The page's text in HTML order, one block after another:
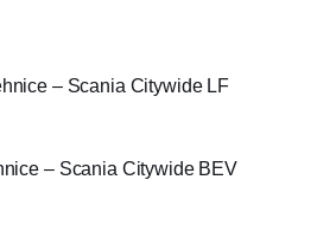
– Scania Citywide LF
– Scania Citywide BEV